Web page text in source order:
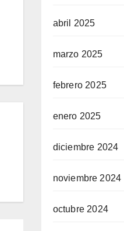
abril 2025
marzo 2025
febrero 2025
enero 2025
diciembre 2024
noviembre 2024
octubre 2024